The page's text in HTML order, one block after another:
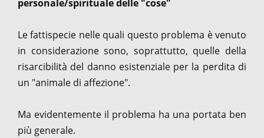
personale/spirituale delle "cose"
Le fattispecie nelle quali questo problema è venuto
in considerazione sono, soprattutto, quelle della
risarcibilità del danno esistenziale per la perdita di
un "animale di affezione".
Ma evidentemente il problema ha una portata ben
più generale.